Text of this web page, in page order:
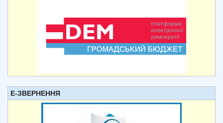
Е-ЗВЕРНЕННЯ